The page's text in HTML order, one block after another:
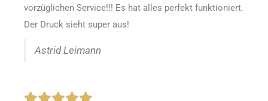
vorzüglichen Service!!! Es hat alles perfekt funktioniert.
Der Druck sieht super aus!
Astrid Leimann